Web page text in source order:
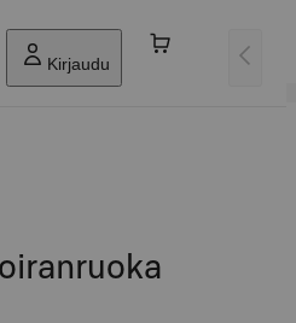
Kirjaudu